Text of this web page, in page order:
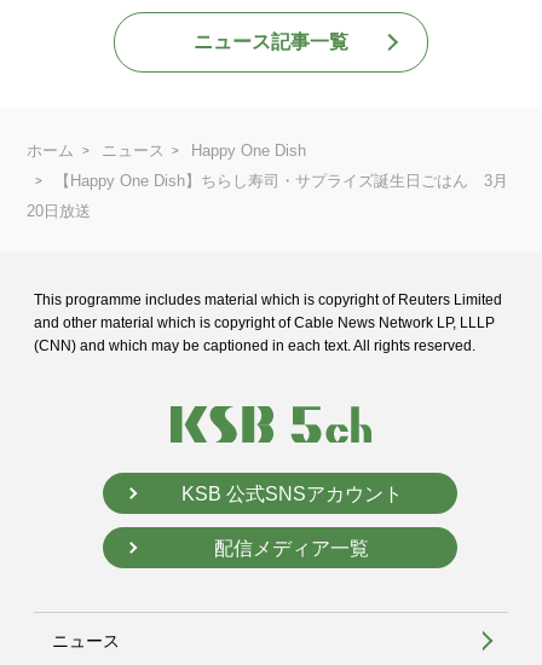
ニュース記事一覧
ホーム ニュース
Happy One Dish
【Happy One Dish】ちらし寿司・サプライズ誕生日ごはん 3月
20日放送
This programme includes material which is copyright of Reuters Limited
and other material which is copyright of Cable News Network LP, LLLP
(CNN) and which may be captioned in each text. All rights reserved.
KSB 公式SNSアカウント
配信メディア一覧
ニュース